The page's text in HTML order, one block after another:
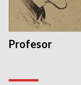
Profesor